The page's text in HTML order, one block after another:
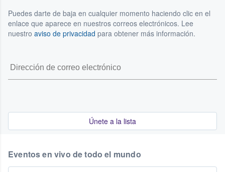
Puedes darte de baja en cualquier momento haciendo clic en el
enlace que aparece en nuestros correos electrónicos. Lee
nuestro aviso de privacidad para obtener más información.
Únete a la lista
Eventos en vivo de todo el mundo